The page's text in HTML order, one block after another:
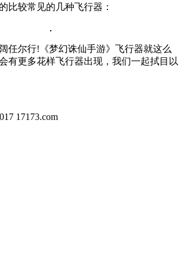
比较常见的几种飞行器：
任尔行!《梦幻诛仙手游》飞行器就这么
有更多花样飞行器出现，我们一起拭目以
17173.com